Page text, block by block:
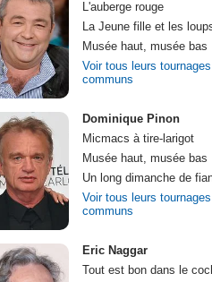
L'auberge rouge
La Jeune fille et les
Musée haut, musée bas
Voir tous leurs tournages
communs
Dominique Pinon
Micmacs à tire-larigot
Musée haut, musée bas
Un long dimanche de
Voir tous leurs tournages
communs
Eric Naggar
Tout est bon dans le